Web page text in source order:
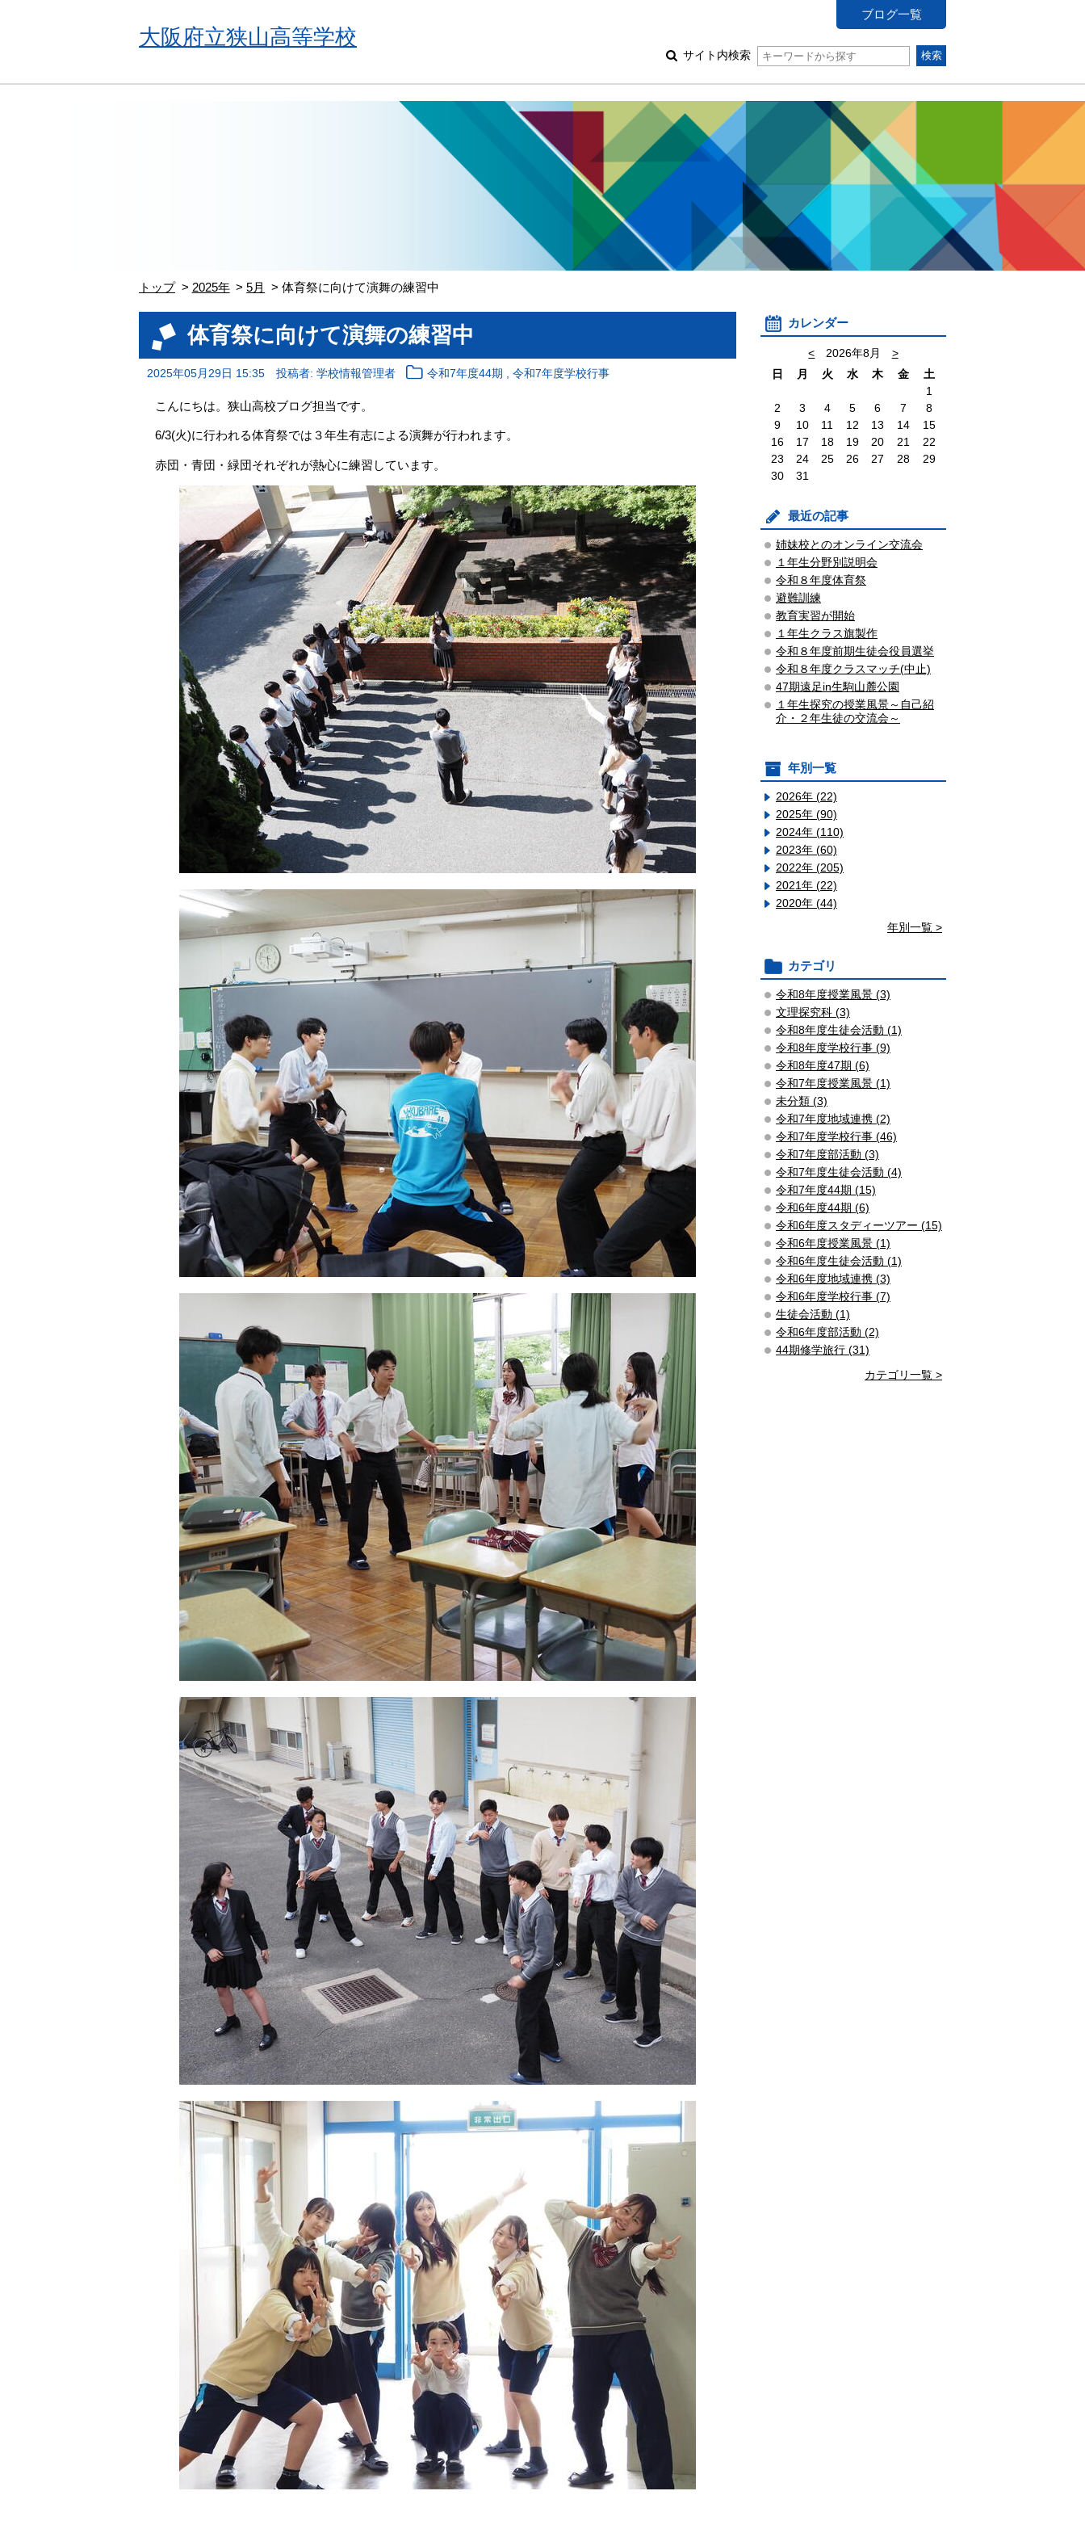
大阪府立狭山高等学校
ブログ一覧
サイト内検索
トップ 2025年 5月 体育祭に向けて演舞の練習中
体育祭に向けて演舞の練習中
2025年05月29日 15:35 投稿者: 学校情報管理者 令和7年度44期 ,令和7年度学校行事
こんにちは。狭山高校ブログ担当です。
6/3(火)に行われる体育祭では３年生有志による演舞が行われます。
赤団・青団・緑団それぞれが熱心に練習しています。
カレンダー
< 2026年8月
>
日
月 火 水 木 金
土
1
2
3 4 5 6 7
8
9
10 11 12 13 14
15
16
17 18 19 20 21
22
23
24 25 26 27 28
29
30
31
最近の記事
姉妹校とのオンライン交流会
１年生分野別説明会
令和８年度体育祭
避難訓練
教育実習が開始
１年生クラス旗製作
令和８年度前期生徒会役員選挙
令和８年度クラスマッチ(中止)
47期遠足in生駒山麓公園
１年生探究の授業風景～自己紹
介・２年生徒の交流会～
年別一覧
2026年 (22)
2025年 (90)
2024年 (110)
2023年 (60)
2022年 (205)
2021年 (22)
2020年 (44)
年別一覧 >
カテゴリ
令和8年度授業風景 (3)
文理探究科 (3)
令和8年度生徒会活動 (1)
令和8年度学校行事 (9)
令和8年度47期 (6)
令和7年度授業風景 (1)
未分類 (3)
令和7年度地域連携 (2)
令和7年度学校行事 (46)
令和7年度部活動 (3)
令和7年度生徒会活動 (4)
令和7年度44期 (15)
令和6年度44期 (6)
令和6年度スタディーツアー (15)
令和6年度授業風景 (1)
令和6年度生徒会活動 (1)
令和6年度地域連携 (3)
令和6年度学校行事 (7)
生徒会活動 (1)
令和6年度部活動 (2)
44期修学旅行 (31)
カテゴリ一覧 >